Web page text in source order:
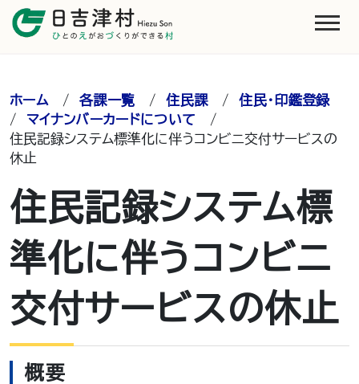
ホーム /各課一覧 /住民課/住民・印鑑登録
/ マイナンバーカードについて /
住民記録システム標準化に伴うコンビニ交付サービスの
休止
住民記録システム標
準化に伴うコンビニ
交付サービスの休止
概要